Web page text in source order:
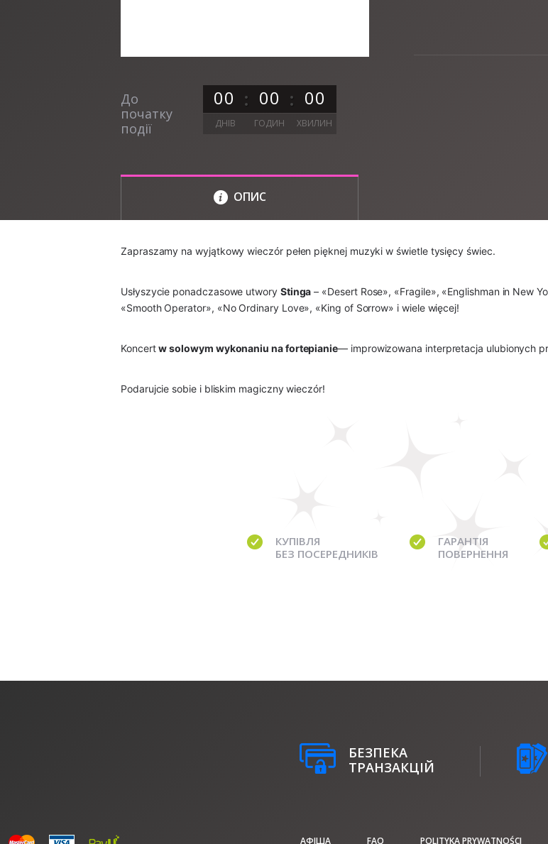
До
початку
події
00 00 00
ДНІВ ГОДИН ХВИЛИН
ОПИС
Zapraszamy na wyjątkowy wieczór pełen pięknej muzyki w świetle tysięcy świec.
Usłyszycie ponadczasowe utwory Stinga – «Desert Rose», «Fragile», «Englishman in New
«Smooth Operator», «No Ordinary Love», «King of Sorrow» i wiele więcej!
Koncertw solowym wykonaniu na fortepianie— improwizowana interpretacja ulubionych
Podarujcie sobie i bliskim magiczny wieczór!
КУПІВЛЯ
БЕЗ ПОСЕРЕДНИКІВ
ГАРАНТІЯ
ПОВЕРНЕННЯ
БЕЗПЕКА
ТРАНЗАКЦІЙ
АФІША FAQ POLITYKA PRYWATNOŚCI